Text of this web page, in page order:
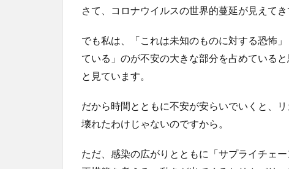
さて、コロナウイルスの世界的蔓延が見えて
でも私は、「これは未知のものに対する恐怖
ている」のが不安の大きな部分を占めている
と見ています。
だから時間とともに不安が安らいでいくと、
壊れたわけじゃないのですから。
ただ、感染の広がりとともに「サプライチェ